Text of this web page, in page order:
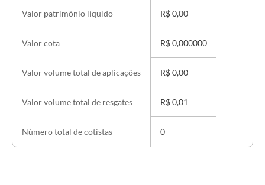
Valor patrimônio líquido
Valor cota
Valor volume total de aplicações
Valor volume total de resgates
Número total de cotistas
R$ 0,00
R$ 0,000000
R$ 0,00
R$ 0,01
0